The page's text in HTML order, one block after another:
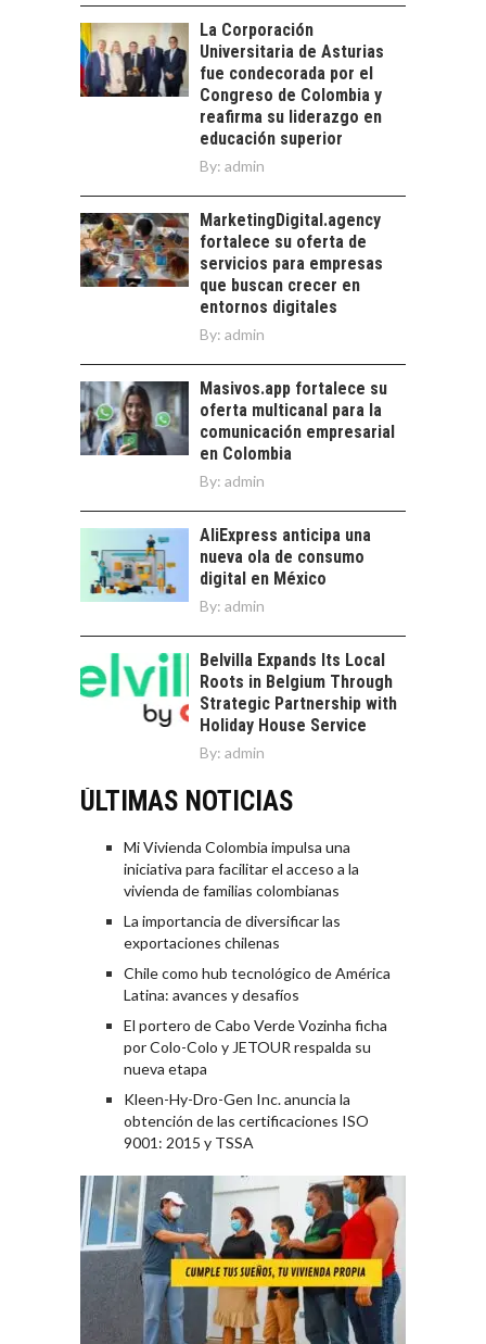
La transformación
estratégica de los
recursos humanos en
las empresas…
FINANCIAMIENTO
PARA PYMES EN
CHILE:
ALTERNATIVAS MÁS
ALLÁ DEL CRÉDITO
BANCARIO
pymes en Chile:
alternativas que
trascienden el
crédito…
La Corporación
Universitaria de Asturias
fue condecorada por el
Congreso de Colombia y
reafirma su liderazgo en
educación superior
By: admin
MarketingDigital.agency
fortalece su oferta de
servicios para empresas
que buscan crecer en
entornos digitales
By: admin
Masivos.app fortalece su
oferta multicanal para la
comunicación empresarial
en Colombia
By: admin
AliExpress anticipa una
nueva ola de consumo
digital en México
By: admin
Belvilla Expands Its Local
Roots in Belgium Through
Strategic Partnership with
Holiday House Service
By: admin
ÚLTIMAS NOTICIAS
Mi Vivienda Colombia impulsa una
iniciativa para facilitar el acceso a la
vivienda de familias colombianas
La importancia de diversificar las
exportaciones chilenas
Chile como hub tecnológico de América
Latina: avances y desafíos
El portero de Cabo Verde Vozinha ficha
por Colo-Colo y JETOUR respalda su
nueva etapa
Kleen-Hy-Dro-Gen Inc. anuncia la
obtención de las certificaciones ISO
9001: 2015 y TSSA